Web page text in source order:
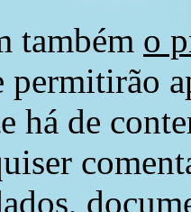
também o
permitirão
há de